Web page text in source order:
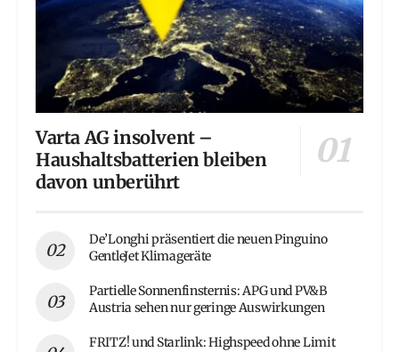
Varta AG insolvent –
Haushaltsbatterien bleiben
davon unberührt
De’Longhi präsentiert die neuen Pinguino
GentleJet Klimageräte
Partielle Sonnenfinsternis: APG und PV&B
Austria sehen nur geringe Auswirkungen
FRITZ! und Starlink: Highspeed ohne Limit